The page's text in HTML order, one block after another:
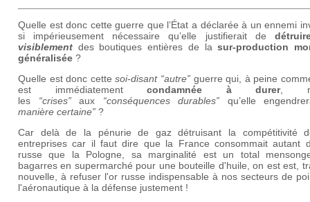
Quelle est donc cette guerre que l’État a déclarée à un ennemi
si impérieusement nécessaire qu’elle justifierait de
visiblement des boutiques entières de lasur-production
généralisée ?
Quelle est donc cettesoi-disant “autre” guerre qui, à peine
est immédiatementcondamnée à durer,
les “crises”aux “conséquences durables” qu’elle
manière certaine” ?
Car delà de la pénurie de gaz détruisant la compétitivité
entreprises car il faut dire que la France consommait autant
russe que la Pologne, sa marginalité est un total
bagarres en supermarché pour une bouteille d'huile, on est est,
nouvelle, à refuser l'or russe indispensable à nos secteurs de
l'aéronautique à la défense justement !